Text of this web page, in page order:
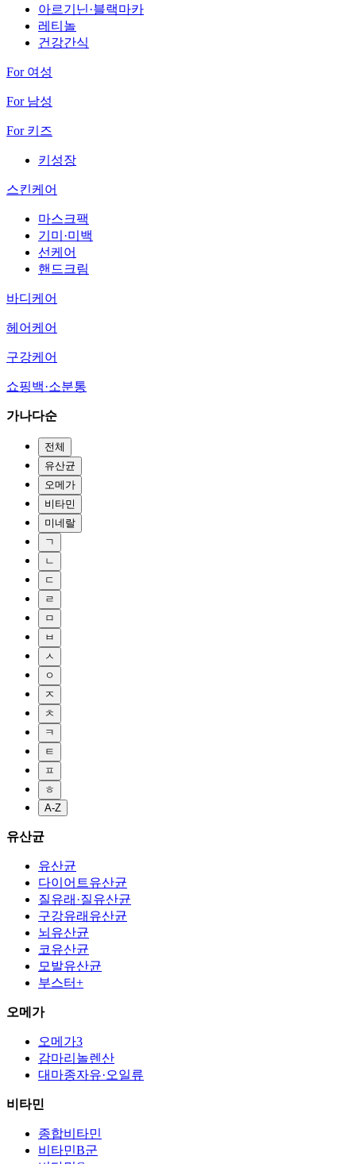
아르기닌·블랙마카
레티놀
건강간식
For 여성
For 남성
For 키즈
키성장
스킨케어
마스크팩
기미·미백
선케어
핸드크림
바디케어
헤어케어
구강케어
쇼핑백·소분통
가나다순
전체
유산균
오메가
비타민
미네랄
ㄱ
ㄴ
ㄷ
ㄹ
ㅁ
ㅂ
ㅅ
ㅇ
ㅈ
ㅊ
ㅋ
ㅌ
ㅍ
ㅎ
A-Z
유산균
유산균
다이어트유산균
질유래·질유산균
구강유래유산균
뇌유산균
코유산균
모발유산균
부스터+
오메가
오메가3
감마리놀렌산
대마종자유·오일류
비타민
종합비타민
비타민B군